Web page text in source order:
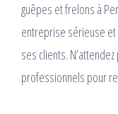
guêpes et frelons à
entreprise sérieuse
ses clients.
professionnels pour